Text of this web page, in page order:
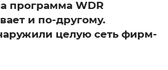
программа WDR
и по-другому.
целую сеть фирм-